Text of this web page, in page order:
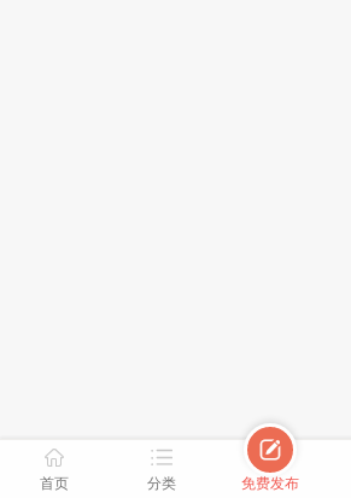

首页

分类

免费发布